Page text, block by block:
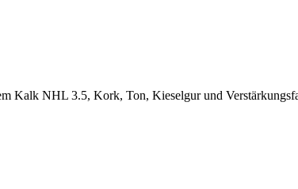
Kalk NHL 3.5, Kork, Ton, Kieselgur und